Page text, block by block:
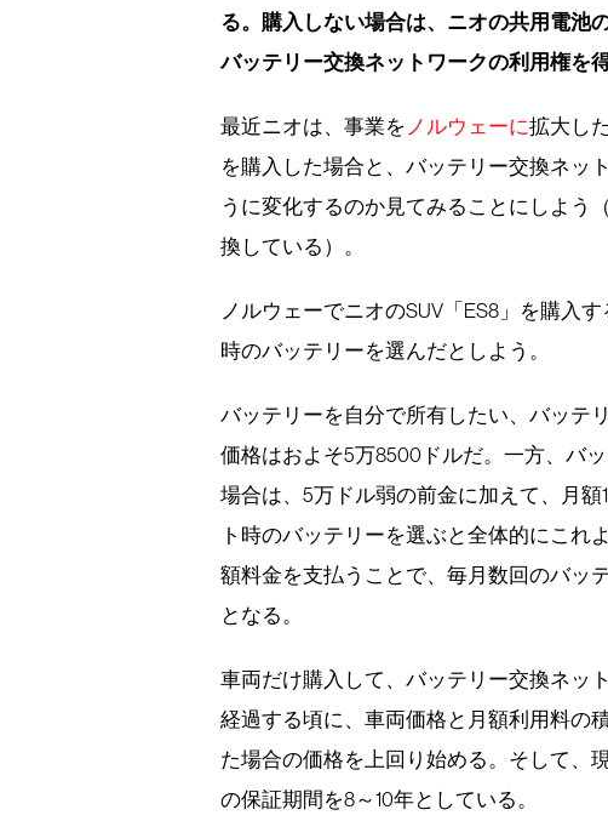
る。購入しない場合は、ニオの共用電池
バッテリー交換ネットワークの利用権を
最近ニオは、事業を ノルウェーに拡大し
を購入した場合と、バッテリー交換ネッ
うに変化するのか見てみることにしよう
換している）。
ノルウェーでニオのSUV「ES8」を購入
時のバッテリーを選んだとしよう。
バッテリーを自分で所有したい、バッテ
価格はおよそ5万8500ドルだ。一方、バ
場合は、5万ドル弱の前金に加えて、月
ト時のバッテリーを選ぶと全体的にこれ
額料金を支払うことで、毎月数回のバッ
となる。
車両だけ購入して、バッテリー交換ネッ
経過する頃に、車両価格と月額利用料の
た場合の価格を上回り始める。そして、
の保証期間を8～10年としている。